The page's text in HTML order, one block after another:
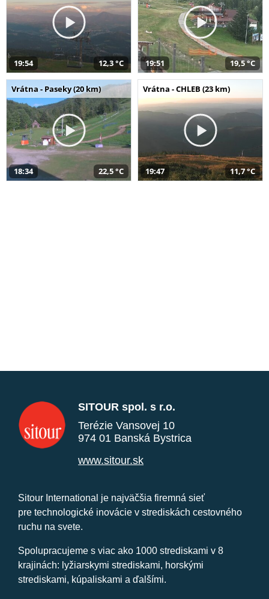
19:54 12,3 °C 19:51 19,5 °C
Vrátna - Paseky (20 km)
18:34 22,5 °C
Vrátna - CHLEB (23 km)
19:47 11,7 °C
SITOUR spol. s r.o.
Terézie Vansovej 10
974 01 Banská Bystrica
www.sitour.sk
Sitour International je najväčšia firemná sieť
pre technologické inovácie v strediskách cestovného
ruchu na svete.
Spolupracujeme s viac ako 1000 strediskami v 8
krajinách: lyžiarskymi strediskami, horskými
strediskami, kúpaliskami a ďalšími.